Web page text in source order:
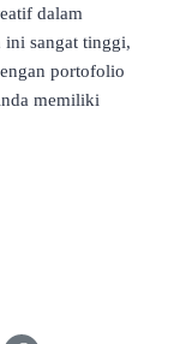
dalam
ini sangat tinggi,
portofolio
memiliki